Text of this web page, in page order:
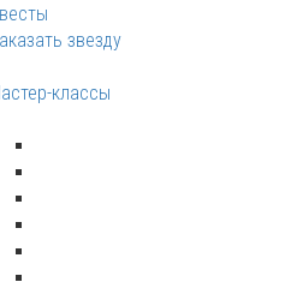
звезду
классы